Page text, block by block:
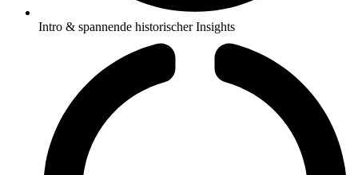
Intro & spannende historischer Insights